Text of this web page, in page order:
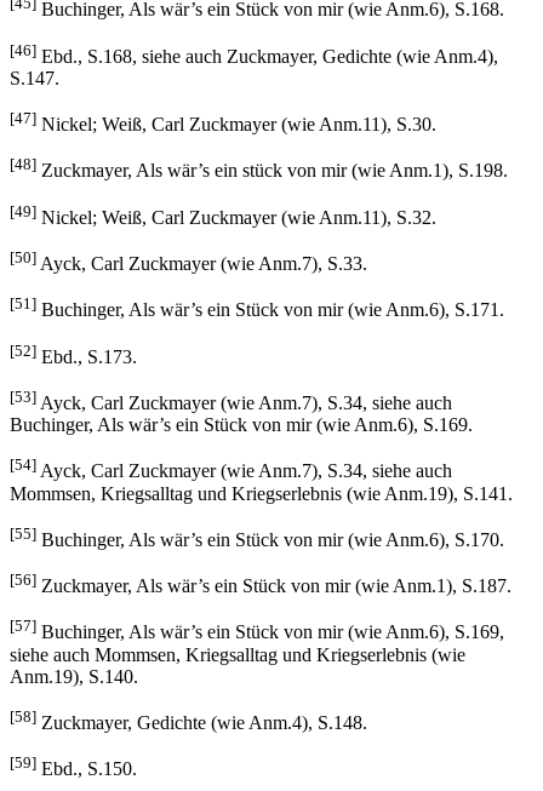
Buchinger, Als wär’s ein Stück von mir (wie Anm.6), S.168.
[46] Ebd., S.168, siehe auch Zuckmayer, Gedichte (wie Anm.4),
S.147.
[47] Nickel; Weiß, Carl Zuckmayer (wie Anm.11), S.30.
[48] Zuckmayer, Als wär’s ein stück von mir (wie Anm.1), S.198.
[49] Nickel; Weiß, Carl Zuckmayer (wie Anm.11), S.32.
[50] Ayck, Carl Zuckmayer (wie Anm.7), S.33.
[51] Buchinger, Als wär’s ein Stück von mir (wie Anm.6), S.171.
[52] Ebd., S.173.
[53] Ayck, Carl Zuckmayer (wie Anm.7), S.34, siehe auch
Buchinger, Als wär’s ein Stück von mir (wie Anm.6), S.169.
[54] Ayck, Carl Zuckmayer (wie Anm.7), S.34, siehe auch
Mommsen, Kriegsalltag und Kriegserlebnis (wie Anm.19), S.141.
[55] Buchinger, Als wär’s ein Stück von mir (wie Anm.6), S.170.
[56] Zuckmayer, Als wär’s ein Stück von mir (wie Anm.1), S.187.
[57] Buchinger, Als wär’s ein Stück von mir (wie Anm.6), S.169,
siehe auch Mommsen, Kriegsalltag und Kriegserlebnis (wie
Anm.19), S.140.
[58] Zuckmayer, Gedichte (wie Anm.4), S.148.
[59] Ebd., S.150.